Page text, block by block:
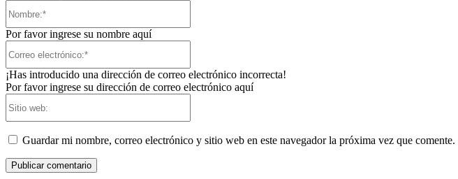
Por favor ingrese su nombre aquí
¡Has introducido una dirección de correo electrónico incorrecta!
Por favor ingrese su dirección de correo electrónico aquí
Guardar mi nombre, correo electrónico y sitio web en este navegador la próxima vez que comente.